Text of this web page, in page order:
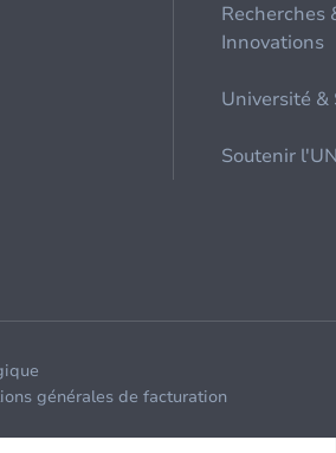
Recherches
Innovations
Université &
Soutenir
générales de facturation